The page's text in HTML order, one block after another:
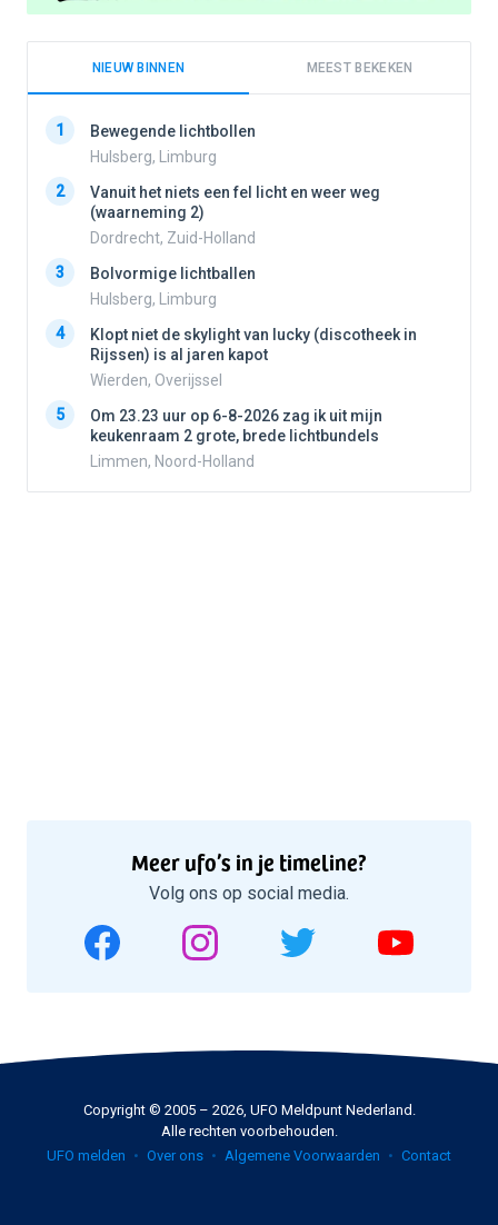
NIEUW BINNEN MEEST BEKEKEN
1
Bewegende lichtbollen
Hulsberg, Limburg
2
Vanuit het niets een fel licht en weer weg
(waarneming 2)
Dordrecht, Zuid-Holland
3
Bolvormige lichtballen
Hulsberg, Limburg
4
Klopt niet de skylight van lucky (discotheek in
Rijssen) is al jaren kapot
Wierden, Overijssel
5
Om 23.23 uur op 6-8-2026 zag ik uit mijn
keukenraam 2 grote, brede lichtbundels
Limmen, Noord-Holland
Meer ufo’s in je timeline?
Volg ons op social media.
Copyright © 2005 – 2026, UFO Meldpunt Nederland.
Alle rechten voorbehouden.
UFO melden
Over ons Algemene Voorwaarden Contact